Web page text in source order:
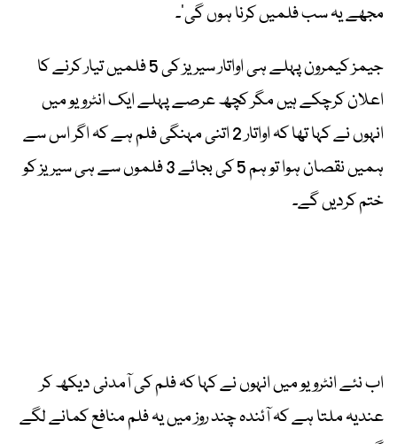
مجھے یہ سب فلمیں کرنا ہوں گی’۔
جیمز کیمرون پہلے ہی اواتار سیریز کی 5 فلمیں تیار کرنے کا
اعلان کرچکے ہیں مگر کچھ عرصے پہلے ایک انٹرویو میں
انہوں نے کہا تھا کہ اواتار 2 اتنی مہنگی فلم ہے کہ اگر اس سے
ہمیں نقصان ہوا تو ہم 5 کی بجائے 3 فلموں سے ہی سیریز کو
ختم کردیں گے۔
اب نئے انٹرویو میں انہوں نے کہا کہ فلم کی آمدنی دیکھ کر
عندیہ ملتا ہے کہ آئندہ چند روز میں یہ فلم منافع کمانے لگے